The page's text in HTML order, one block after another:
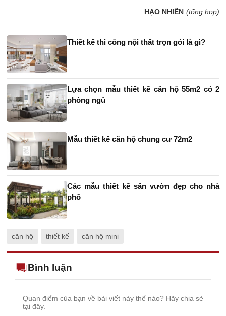
HẠO NHIÊN (tổng hợp)
Thiết kế thi công nội thất trọn gói là gì?
Lựa chọn mẫu thiết kế căn hộ 55m2 có 2
phòng ngủ
Mẫu thiết kế căn hộ chung cư 72m2
Các mẫu thiết kế sân vườn đẹp cho nhà
phố
căn hộ thiết kế căn hộ mini
Bình luận